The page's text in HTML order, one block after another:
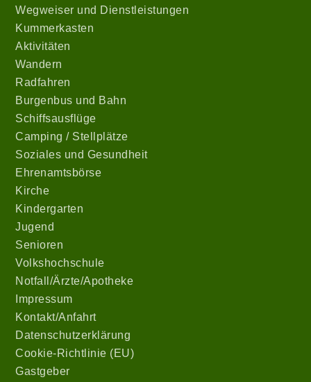
Wegweiser und Dienstleistungen
Kummerkasten
Aktivitäten
Wandern
Radfahren
Burgenbus und Bahn
Schiffsausflüge
Camping / Stellplätze
Soziales und Gesundheit
Ehrenamtsbörse
Kirche
Kindergarten
Jugend
Senioren
Volkshochschule
Notfall/Ärzte/Apotheke
Impressum
Kontakt/Anfahrt
Datenschutzerklärung
Cookie-Richtlinie (EU)
Gastgeber